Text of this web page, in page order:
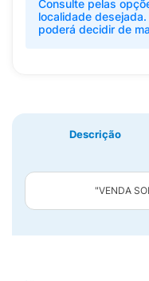
Consulte pelas
localidade
poderá decidir de
Descrição
"VENDA